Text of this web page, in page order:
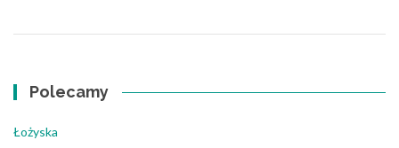
Polecamy
Łożyska